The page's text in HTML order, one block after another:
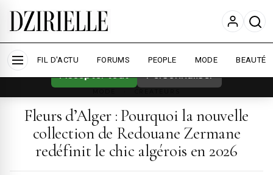
Nous utilisons des cookies pour améliorer
votre expérience et mesurer l'audience. En
Accepter tout Personnaliser
FIL D'ACTU FORUMS PEOPLE MODE BEAUTÉ
Fleurs d’Alger : Pourquoi la nouvelle
collection de Redouane Zermane
redéfinit le chic algérois en 2026